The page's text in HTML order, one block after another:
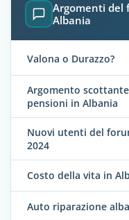
Argomenti del
Albania
Valona o Durazzo?
Argomento
pensioni in Albania
Nuovi utenti del
2024
Costo della vita in
Auto riparazione